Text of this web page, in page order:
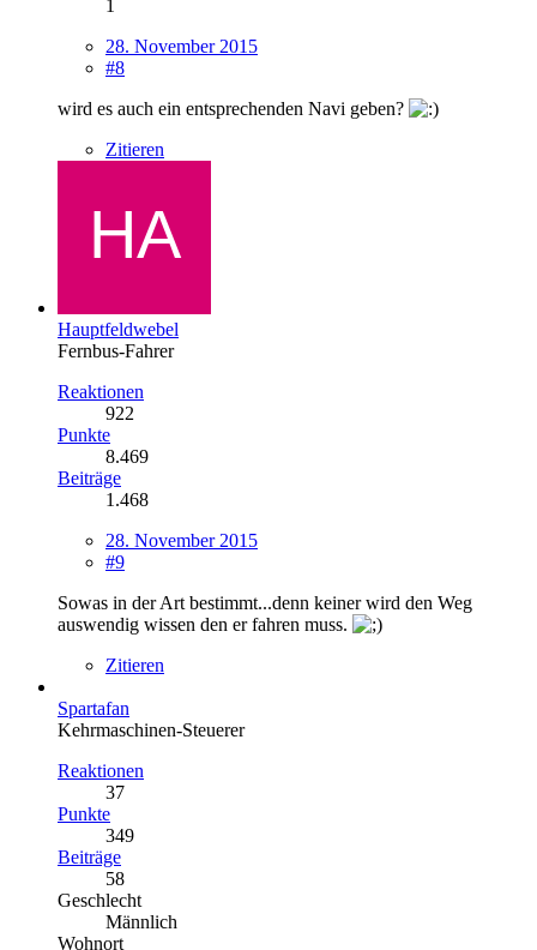
1
28. November 2015
#8
wird es auch ein entsprechenden Navi geben?
Zitieren
Hauptfeldwebel
Fernbus-Fahrer
Reaktionen
922
Punkte
8.469
Beiträge
1.468
28. November 2015
#9
Sowas in der Art bestimmt...denn keiner wird den Weg
auswendig wissen den er fahren muss.
Zitieren
Spartafan
Kehrmaschinen-Steuerer
Reaktionen
37
Punkte
349
Beiträge
58
Geschlecht
Männlich
Wohnort